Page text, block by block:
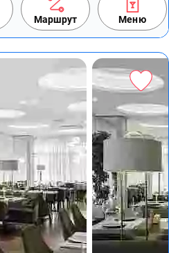
Маршрут Меню